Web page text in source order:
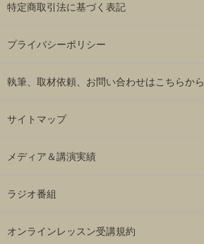
特定商取引法に基づく表記
プライバシーポリシー
執筆、取材依頼、お問い合わせはこちらから
サイトマップ
メディア＆講演実績
ラジオ番組
オンラインレッスン受講規約